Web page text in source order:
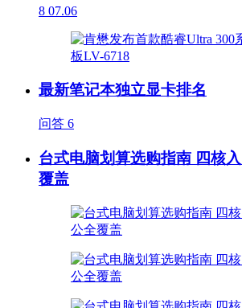
8 07.06
最新笔记本独立显卡排名
问答 6
台式电脑划算选购指南 四核
覆盖